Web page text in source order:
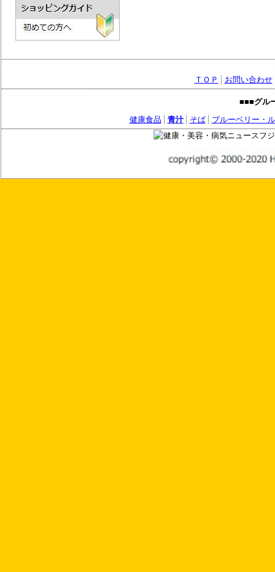
ＴＯＰ お問い合わせ
■■■グル
健康食品
青汁 そば
ブルーベリー・
フ